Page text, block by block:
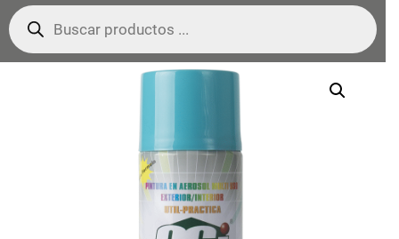
Búsqueda
de
productos